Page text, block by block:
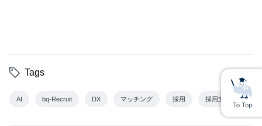
Tags
AI bq-Recruit DX マッチング 採用 採用支援